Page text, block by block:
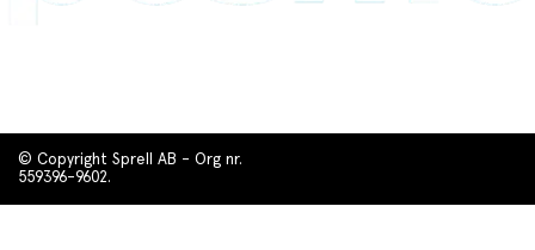
© Copyright Sprell AB - Org nr.
559396-9602.